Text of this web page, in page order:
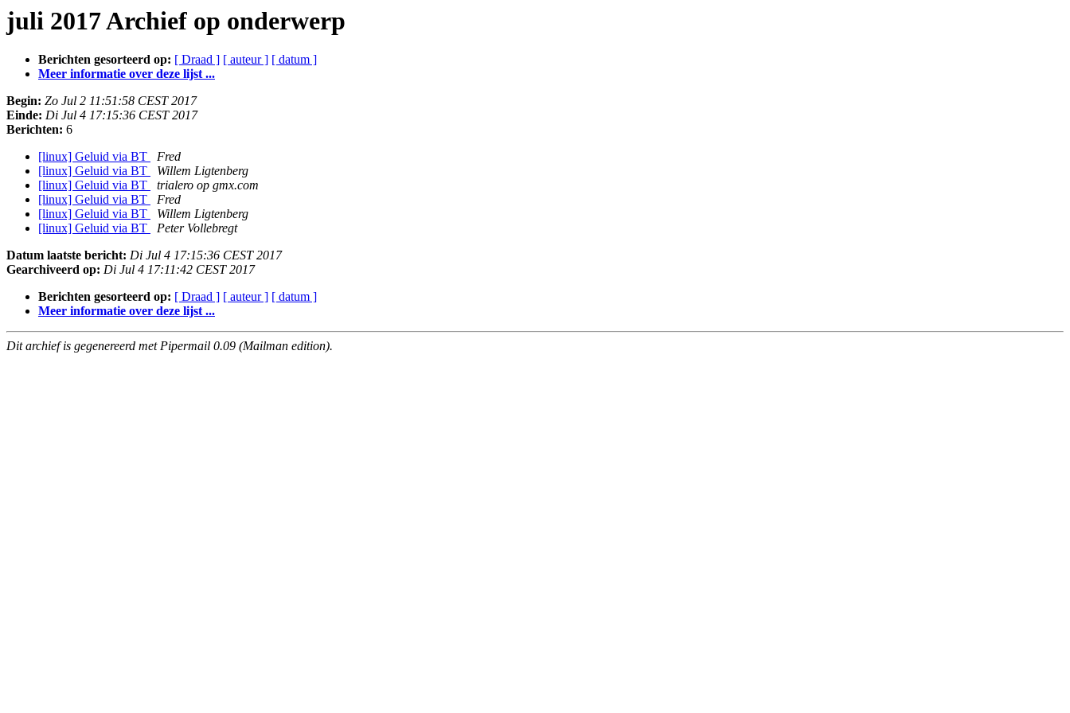
juli 2017 Archief op onderwerp
Berichten gesorteerd op: [ Draad ] [ auteur ] [ datum ]
Meer informatie over deze lijst ...
Begin: Zo Jul 2 11:51:58 CEST 2017
Einde: Di Jul 4 17:15:36 CEST 2017
Berichten: 6
[linux] Geluid via BT
Fred
[linux] Geluid via BT
Willem Ligtenberg
[linux] Geluid via BT
trialero op gmx.com
[linux] Geluid via BT
Fred
[linux] Geluid via BT
Willem Ligtenberg
[linux] Geluid via BT
Peter Vollebregt
Datum laatste bericht: Di Jul 4 17:15:36 CEST 2017
Gearchiveerd op: Di Jul 4 17:11:42 CEST 2017
Berichten gesorteerd op: [ Draad ] [ auteur ] [ datum ]
Meer informatie over deze lijst ...
Dit archief is gegenereerd met Pipermail 0.09 (Mailman edition).